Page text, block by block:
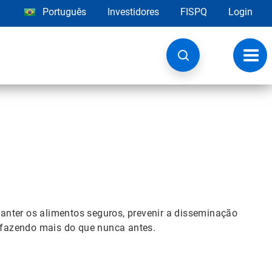
Português Investidores FISPQ Login
os alimentos seguros, prevenir a disseminação
mais do que nunca antes.